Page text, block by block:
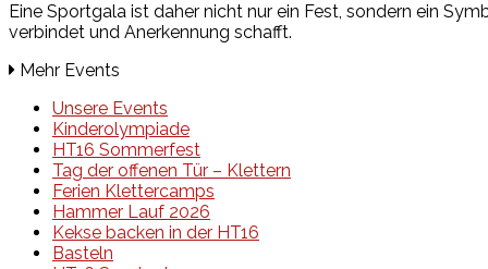
Eine Sportgala ist daher nicht nur ein Fest, sondern ein
verbindet und Anerkennung schafft.
Mehr Events
Unsere Events
Kinderolympiade
HT16 Sommerfest
Tag der offenen Tür – Klettern
Ferien Klettercamps
Hammer Lauf 2026
Kekse backen in der HT16
Basteln